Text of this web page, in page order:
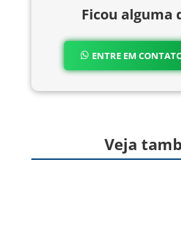
Ficou alguma
ENTRE EM
Veja